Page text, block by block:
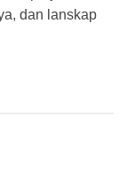
dan lanskap